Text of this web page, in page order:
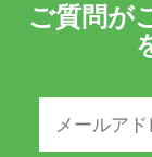
ご質問が